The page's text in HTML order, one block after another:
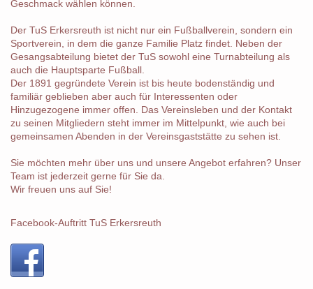
Geschmack wählen können.
Der TuS Erkersreuth ist nicht nur ein Fußballverein, sondern ein
Sportverein, in dem die ganze Familie Platz findet. Neben der
Gesangsabteilung bietet der TuS sowohl eine Turnabteilung als
auch die Hauptsparte Fußball.
Der 1891 gegründete Verein ist bis heute bodenständig und
familiär geblieben aber auch für Interessenten oder
Hinzugezogene immer offen. Das Vereinsleben und der Kontakt
zu seinen Mitgliedern steht immer im Mittelpunkt, wie auch bei
gemeinsamen Abenden in der Vereinsgaststätte zu sehen ist.
Sie möchten mehr über uns und unsere Angebot erfahren? Unser
Team ist jederzeit gerne für Sie da.
Wir freuen uns auf Sie!
Facebook-Auftritt TuS Erkersreuth